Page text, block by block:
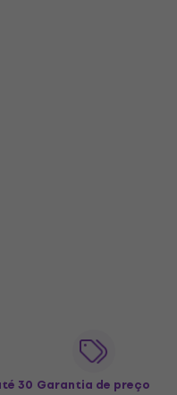
30 Garantia de preço